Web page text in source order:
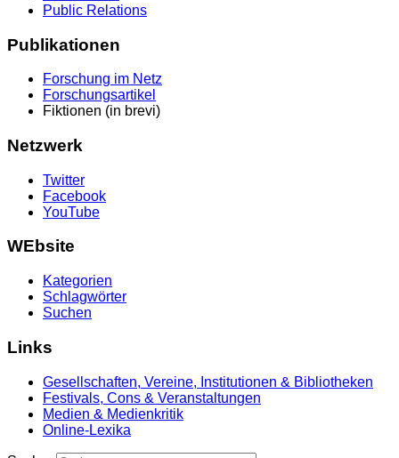
Public Relations
Publikationen
Forschung im Netz
Forschungsartikel
Fiktionen (in brevi)
Netzwerk
Twitter
Facebook
YouTube
WEbsite
Kategorien
Schlagwörter
Suchen
Links
Gesellschaften, Vereine, Institutionen & Bibliotheken
Festivals, Cons & Veranstaltungen
Medien & Medienkritik
Online-Lexika